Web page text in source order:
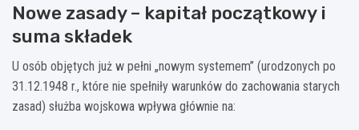
Nowe zasady – kapitał początkowy i
suma składek
U osób objętych już w pełni „nowym systemem” (urodzonych po
31.12.1948 r., które nie spełniły warunków do zachowania starych
zasad) służba wojskowa wpływa głównie na: